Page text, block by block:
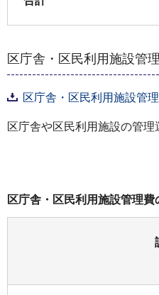
区庁舎・区民利用施設管
区庁舎・区民利用施設管
区庁舎や区民利用施設の管理
区庁舎・区民利用施設管理費